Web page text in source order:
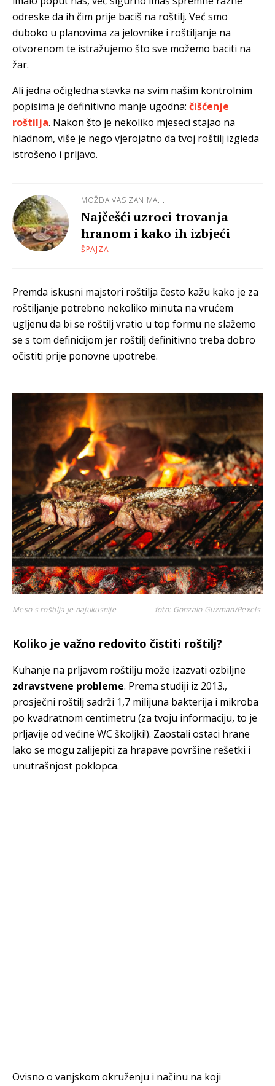
odreske da ih čim prije baciš na roštilj. Već smo
duboko u planovima za jelovnike i roštiljanje na
otvorenom te istražujemo što sve možemo baciti na
žar.
Ali jedna očigledna stavka na svim našim kontrolnim
popisima je definitivno manje ugodna: čišćenje
roštilja. Nakon što je nekoliko mjeseci stajao na
hladnom, više je nego vjerojatno da tvoj roštilj izgleda
istrošeno i prljavo.
MOŽDA VAS ZANIMA...
Najčešći uzroci trovanja
hranom i kako ih izbjeći
ŠPAJZA
Premda iskusni majstori roštilja često kažu kako je za
roštiljanje potrebno nekoliko minuta na vrućem
ugljenu da bi se roštilj vratio u top formu ne slažemo
se s tom definicijom jer roštilj definitivno treba dobro
očistiti prije ponovne upotrebe.
Meso s roštilja je najukusnije foto: Gonzalo Guzman/Pexels
Koliko je važno redovito čistiti roštilj?
Kuhanje na prljavom roštilju može izazvati ozbiljne
zdravstvene probleme. Prema studiji iz 2013.,
prosječni roštilj sadrži 1,7 milijuna bakterija i mikroba
po kvadratnom centimetru (za tvoju informaciju, to je
prljavije od većine WC školjki!). Zaostali ostaci hrane
lako se mogu zalijepiti za hrapave površine rešetki i
unutrašnjost poklopca.
Ovisno o vanjskom okruženju i načinu na koji